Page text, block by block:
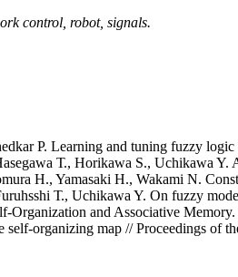
control, robot, signals.
P. Learning and tuning fuzzy
Т., Horikawa S., Uchikawa
H., Yamasaki H., Wakami N.
Т., Uchikawa Y. On fuzzy
Organization and Associative
self-organizing map // Proceedings of